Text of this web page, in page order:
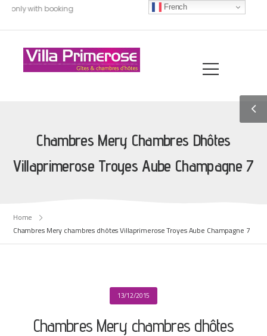
only with booking
Chambres Mery Chambres Dhôtes
Villaprimerose Troyes Aube Champagne 7
Home
Chambres Mery chambres dhôtes Villaprimerose Troyes Aube Champagne 7
13/12/2015
Chambres Mery chambres dhôtes
French